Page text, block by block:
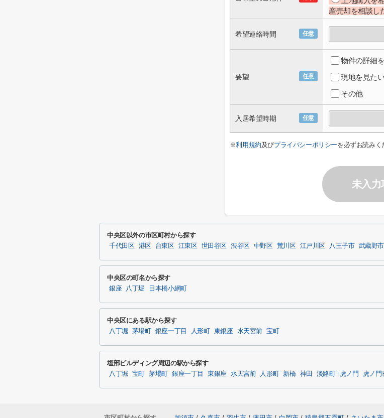
産売却を相談し
任意
希望連絡時間
任意
要望
物件の詳細
現地を見たい
その他
任意
入居希望時期
※利用規約及びプライバシーポリシーを必ずお読みく
未入力
中央区以外の市区町村から探す
千代田区 港区 台東区 江東区 世田谷区 渋谷区 中野区 荒川区 江戸川区 八王子市 武蔵野市
中央区の町名から探す
銀座 八丁堀 日本橋小網町
中央区にある駅から探す
八丁堀 茅場町 銀座一丁目 人形町 東銀座 水天宮前 宝町
塩部ビルディング周辺の駅から探す
八丁堀 宝町 茅場町 銀座一丁目 東銀座 水天宮前 人形町 新橋 神田 淡路町 虎ノ門 虎ノ門